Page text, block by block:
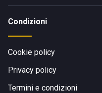
Condizioni
Cookie policy
Privacy policy
Termini e condizioni